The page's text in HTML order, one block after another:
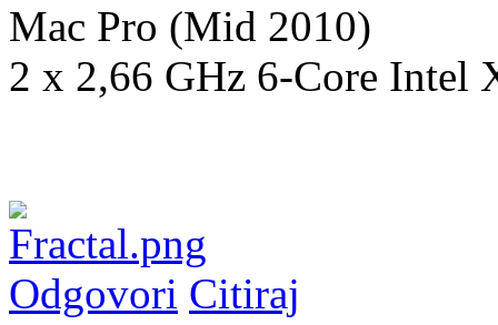
Mac Pro (Mid 2010)
2 x 2,66 GHz 6-Core Intel
Odgovori Citiraj